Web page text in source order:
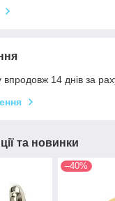
14 днів за
та новинки
–40%